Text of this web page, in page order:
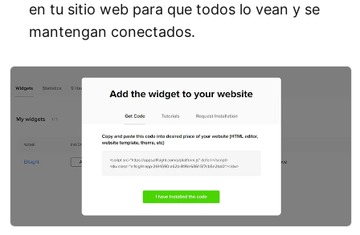
en tu sitio web para que todos lo vean y se
mantengan conectados.